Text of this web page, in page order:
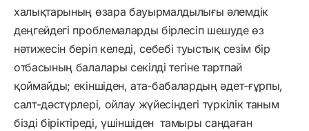
халықтарының өзара бауырмалдылығы әлемдік
деңгейдегі проблемаларды бірлесіп шешуде өз
нәтижесін беріп келеді, себебі туыстық сезім бір
отбасының балалары секілді тегіне тартпай
қоймайды; екіншіден, ата-бабалардың әдет-ғұрпы,
салт-дәстүрлері, ойлау жүйесіндегі түркілік таным
бізді біріктіреді, үшіншіден тамыры сандаған